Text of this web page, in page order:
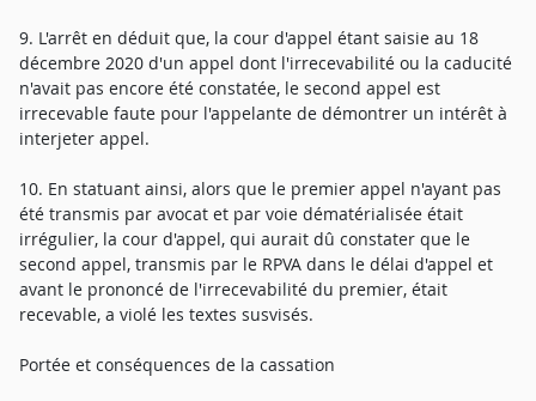
9. L'arrêt en déduit que, la cour d'appel étant saisie au 18
décembre 2020 d'un appel dont l'irrecevabilité ou la caducité
n'avait pas encore été constatée, le second appel est
irrecevable faute pour l'appelante de démontrer un intérêt à
interjeter appel.
10. En statuant ainsi, alors que le premier appel n'ayant pas
été transmis par avocat et par voie dématérialisée était
irrégulier, la cour d'appel, qui aurait dû constater que le
second appel, transmis par le RPVA dans le délai d'appel et
avant le prononcé de l'irrecevabilité du premier, était
recevable, a violé les textes susvisés.
Portée et conséquences de la cassation